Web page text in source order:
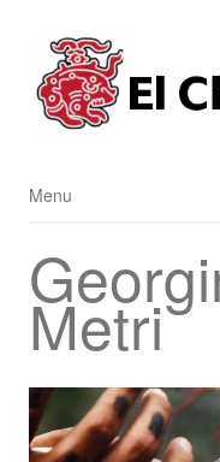
Menu
Menu
Metri